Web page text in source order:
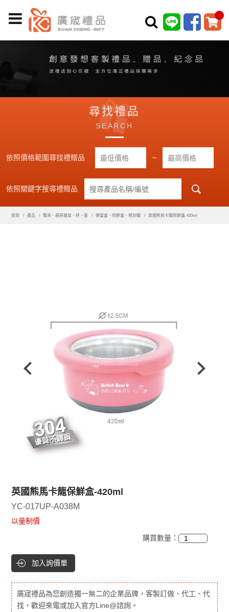
尋找禮品
SEARCH
依照價格範圍尋找禮贈品 ~
依照關鍵字搜尋禮贈品
首頁 產品 餐具、廚房器皿、杯、壺 便當盒、保鮮盒、密封罐 英國熊馬卡龍保鮮盒-420ml
英國熊馬卡龍保鮮盒-420ml
YC-017UP-A038M
以量制價
購買數量：
加入詢價單
廣宬禮品為您創造獨一無二的企業品牌，客製訂做、代工、代
找，歡迎來電或加入官方Line@諮詢。